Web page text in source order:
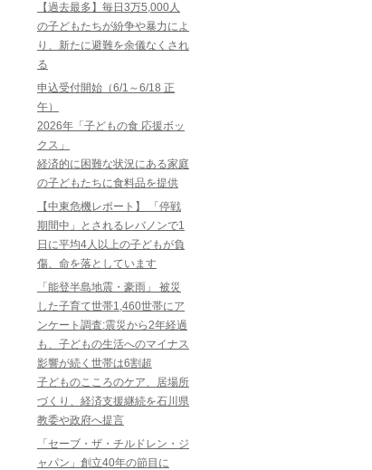
【過去最多】毎日3万5,000人
の子どもたちが紛争や暴力によ
り、新たに避難を余儀なくされ
る
申込受付開始（6/1～6/18 正
午）
2026年「子どもの食 応援ボッ
クス」
経済的に困難な状況にある家庭
の子どもたちに食料品を提供
【中東危機レポート】 「停戦
期間中」とされるレバノンで1
日に平均4人以上の子どもが負
傷、命を落としています
「能登半島地震・豪雨」 被災
した子育て世帯1,460世帯にア
ンケート調査:震災から2年経過
も、子どもの生活へのマイナス
影響が続く世帯は6割超
子どものこころのケア、居場所
づくり、経済支援継続を石川県
教委や政府へ提言
「セーブ・ザ・チルドレン・ジ
ャパン」創立40年の節目に